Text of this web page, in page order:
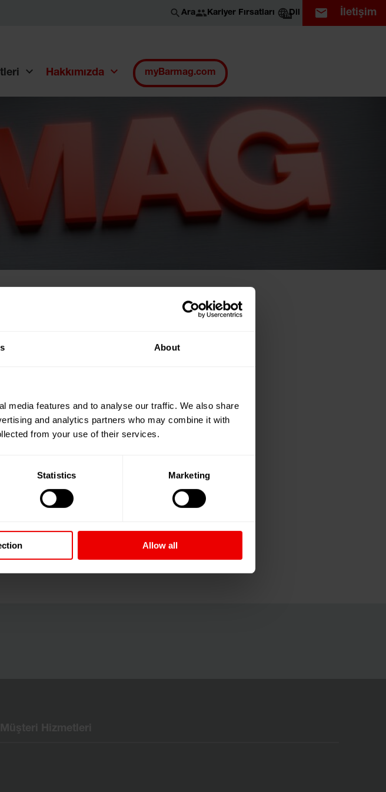
About
media features and to analyse our traffic. We also share
and analytics partners who may combine it with
from your use of their services.
Statistics Marketing
Allow all
Ara Kariyer Fırsatları TRDil İletişim
Hakkımızda myBarmag.com
olan 2024 Suudi